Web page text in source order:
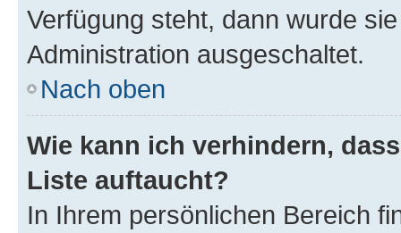
Verfügung steht, dann wurde
Administration ausgeschaltet.
Nach oben
Wie kann ich verhindern,
Liste auftaucht?
In Ihrem persönlichen Bereich